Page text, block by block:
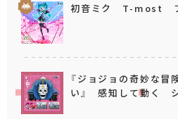
初音ミク T-most
『ジョジョの奇妙な冒
い』 感知して動く